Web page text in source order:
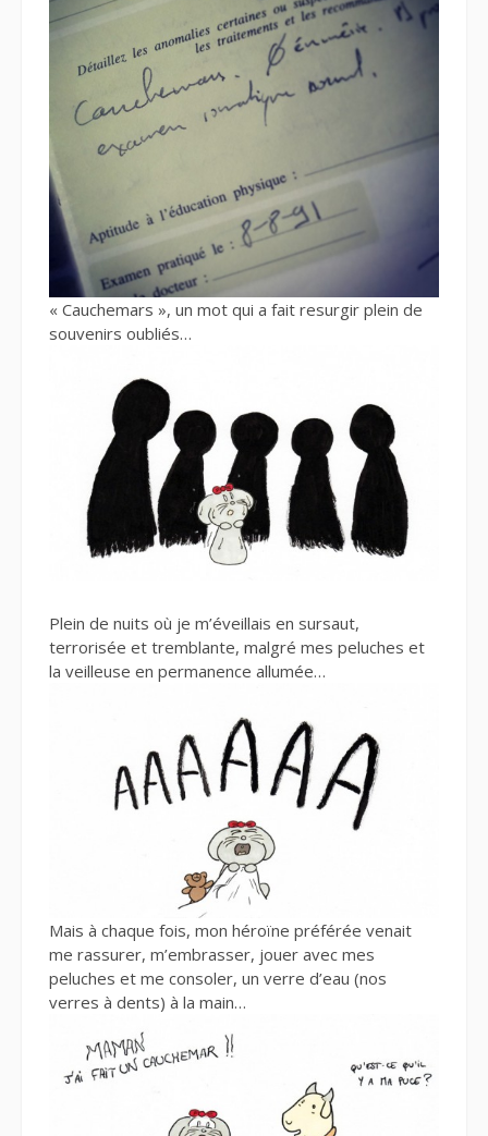
« Cauchemars », un mot qui a fait resurgir plein de
souvenirs oubliés…
Plein de nuits où je m’éveillais en sursaut,
terrorisée et tremblante, malgré mes peluches et
la veilleuse en permanence allumée…
Mais à chaque fois, mon héroïne préférée venait
me rassurer, m’embrasser, jouer avec mes
peluches et me consoler, un verre d’eau (nos
verres à dents) à la main…